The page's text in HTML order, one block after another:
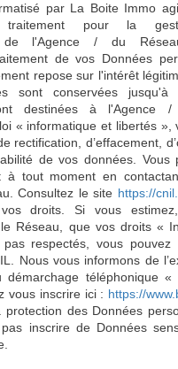
par La Boite Immo
traitement pour la
de l'Agence / du
de vos Données
repose sur l'intérêt
sont conservées jusqu'à
destinées à l'Agence /
« informatique et libertés »,
rectification, d’effacement,
de vos données. Vous
à tout moment en
Consultez le site https://
vos droits. Si vous
Réseau, que vos droits «
respectés, vous pouvez
Nous vous informons de
démarchage téléphonique
vous inscrire ici : https://
des Données
inscrire de Données